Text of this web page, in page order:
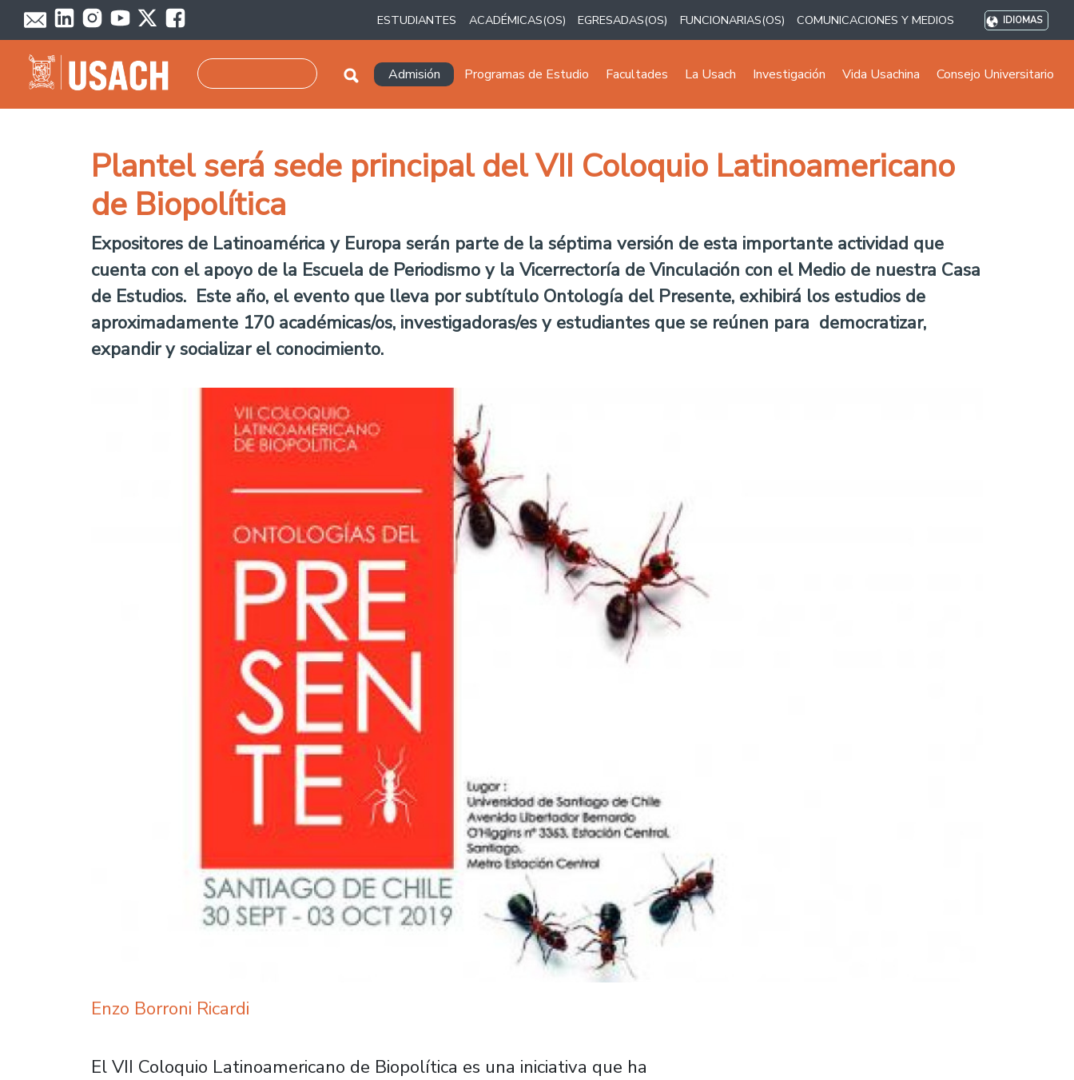
Pasar al contenido principal
ESTUDIANTES ACADÉMICAS(OS) EGRESADAS(OS) FUNCIONARIAS(OS) COMUNICACIONES Y MEDIOS IDIOMAS
Navegación principal
Admisión Programas de Estudio Facultades La Usach Investigación Vida Usachina Consejo Universitario
Plantel será sede principal del VII Coloquio Latinoamericano
de Biopolítica
Expositores de Latinoamérica y Europa serán parte de la séptima versión de esta importante actividad que
cuenta con el apoyo de la Escuela de Periodismo y la Vicerrectoría de Vinculación con el Medio de nuestra Casa
de Estudios. Este año, el evento que lleva por subtítulo Ontología del Presente, exhibirá los estudios de
aproximadamente 170 académicas/os, investigadoras/es y estudiantes que se reúnen para democratizar,
expandir y socializar el conocimiento.
Enzo Borroni Ricardi
El VII Coloquio Latinoamericano de Biopolítica es una iniciativa que ha